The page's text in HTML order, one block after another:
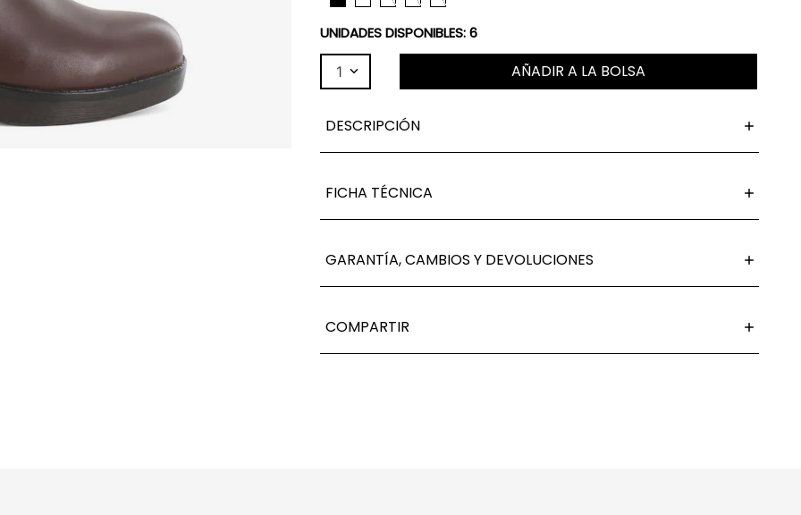
UNIDADES DISPONIBLES:6
1 AÑADIR A LA BOLSA
DESCRIPCIÓN
FICHA TÉCNICA
GARANTÍA, CAMBIOS Y DEVOLUCIONES
COMPARTIR